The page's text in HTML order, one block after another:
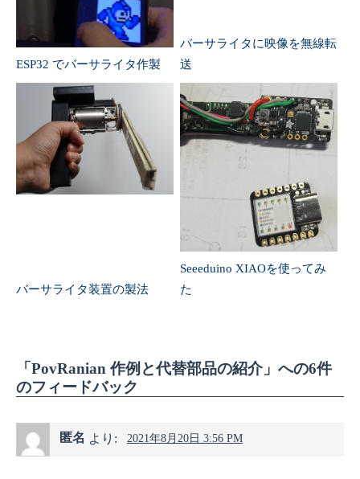
ESP32 でバーサライタ作製
バーサライタに映像を無線転
送
バーサライタ装置の製法
Seeeduino XIAOを使ってみ
た
「PovRanian 作例と代替部品の紹介」への6件
のフィードバック
匿名 より: 2021年8月20日 3:56 PM